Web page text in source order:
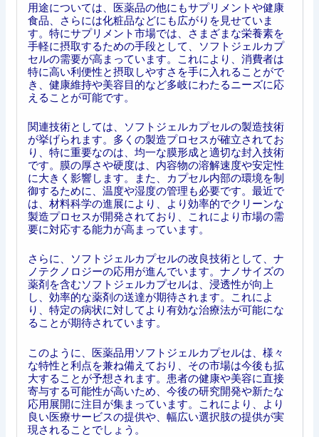
用途については、医薬品の他にもサプリメントや健康
食品、さらには化粧品などにも広がりを見せていま
す。特にサプリメント市場では、さまざまな栄養素を
手軽に摂取するための手段として、ソフトジェルカプ
セルの需要が高まっています。これにより、消費者は
特に高い利便性と摂取しやすさを手に入れることがで
き、健康維持や美容目的など多岐にわたるニーズに応
えることが可能です。
関連技術としては、ソフトジェルカプセルの製造技術
が挙げられます。多くの製造プロセスが確立されてお
り、特に重要なのは、均一な膜形成と適切な封入技術
です。膜の厚さや硬度は、内容物の溶解速度や安定性
に大きく影響します。また、カプセル内部の環境を制
御するために、温度や湿度の管理も必要です。最近で
は、材料科学の進展により、より効率的でクリーンな
製造プロセスが開発されており、これにより市場の需
要に対応する能力が高まっています。
さらに、ソフトジェルカプセルの改良技術として、ナ
ノテクノロジーの応用が進んでいます。ナノサイズの
薬剤を含むソフトジェルカプセルは、浸透性が向上
し、効率的な薬剤の送達が期待されます。これによ
り、特定の病状に対してより有効な治療法が可能にな
ることが期待されています。
このように、医薬品用ソフトジェルカプセルは、様々
な特性と利点を兼ね備えており、その市場は今後も拡
大することが予想されます。患者の健康や美容に直接
寄与する可能性が高いため、今後の研究開発や新たな
応用展開に注目が集まっています。これにより、より
良い医療サービスの提供や、幅広い選択肢の提供が実
現されることでしょう。